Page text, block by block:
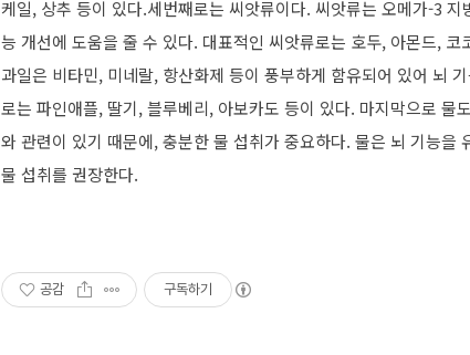
케일, 상추 등이 있다.세번째로는 씨앗류이다. 씨앗류는 오메가-3
능 개선에 도움을 줄 수 있다. 대표적인 씨앗류로는 호두, 아몬드,
과일은 비타민, 미네랄, 항산화제 등이 풍부하게 함유되어 있어 뇌
로는 파인애플, 딸기, 블루베리, 아보카도 등이 있다. 마지막으로 물
와 관련이 있기 때문에, 충분한 물 섭취가 중요하다. 물은 뇌 기능을
물 섭취를 권장한다.
공감 구독하기